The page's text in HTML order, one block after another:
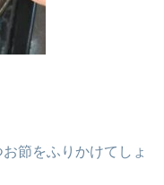
節をふりかけてしょ